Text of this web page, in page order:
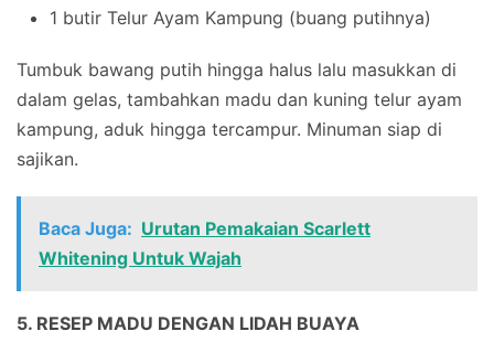
1 butir Telur Ayam Kampung (buang putihnya)
Tumbuk bawang putih hingga halus lalu masukkan di
dalam gelas, tambahkan madu dan kuning telur ayam
kampung, aduk hingga tercampur. Minuman siap di
sajikan.
Baca Juga: Urutan Pemakaian Scarlett
Whitening Untuk Wajah
5. RESEP MADU DENGAN LIDAH BUAYA